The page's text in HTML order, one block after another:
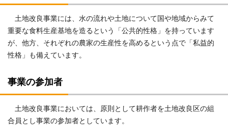
土地改良事業には、水の流れや土地について国や地域からみて
重要な食料生産基地を造るという「公共的性格」を持っています
が、他方、それぞれの農家の生産性を高めるという点で「私益的
性格」も備えています。
事業の参加者
土地改良事業においては、原則として耕作者を土地改良区の組
合員とし事業の参加者としています。